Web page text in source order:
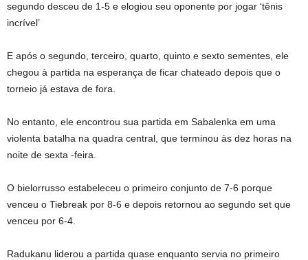
segundo desceu de 1-5 e elogiou seu oponente por jogar ‘tênis
incrível’
E após o segundo, terceiro, quarto, quinto e sexto sementes, ele
chegou à partida na esperança de ficar chateado depois que o
torneio já estava de fora.
No entanto, ele encontrou sua partida em Sabalenka em uma
violenta batalha na quadra central, que terminou às dez horas na
noite de sexta -feira.
O bielorrusso estabeleceu o primeiro conjunto de 7-6 porque
venceu o Tiebreak por 8-6 e depois retornou ao segundo set que
venceu por 6-4.
Radukanu liderou a partida quase enquanto servia no primeiro